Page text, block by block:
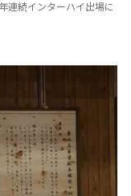
連続インターハイ出場に